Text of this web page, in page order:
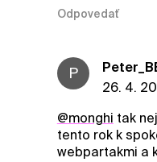
Odpovedať
P
26. 4.
@monghi tak
tento rok k
webpartakmi a